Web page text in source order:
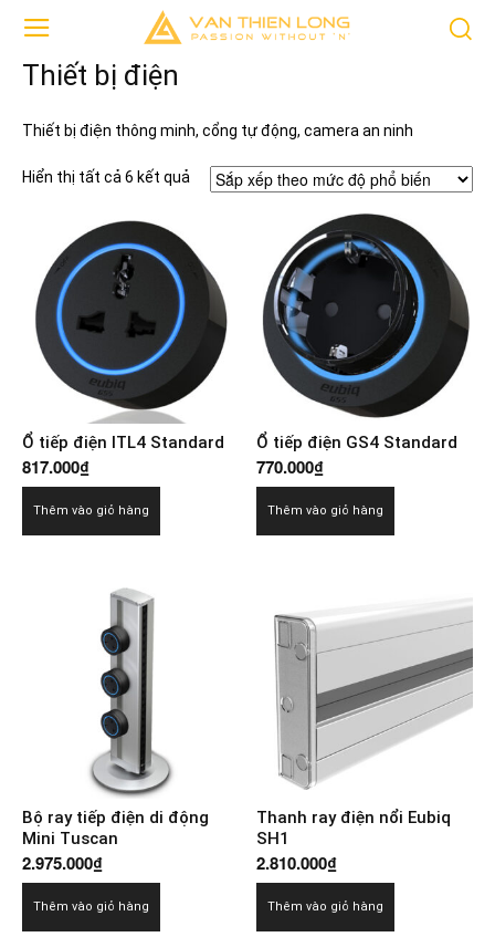
Thiết bị điện
Thiết bị điện thông minh, cổng tự động, camera an ninh
Hiển thị tất cả 6 kết quả
sắp
theo
mức
Ổ tiếp điện ITL4 Standard
817.000₫
Thêm vào giỏ hàng
Ổ tiếp điện GS4 Standard
770.000₫
Thêm vào giỏ hàng
Bộ ray tiếp điện di động
Mini Tuscan
2.975.000₫
Thêm vào giỏ hàng
Thanh ray điện nổi Eubiq
SH1
2.810.000₫
Thêm vào giỏ hàng